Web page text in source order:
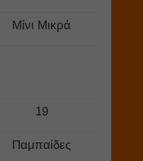
Μίνι Μικρά
19
Παμπαίδες